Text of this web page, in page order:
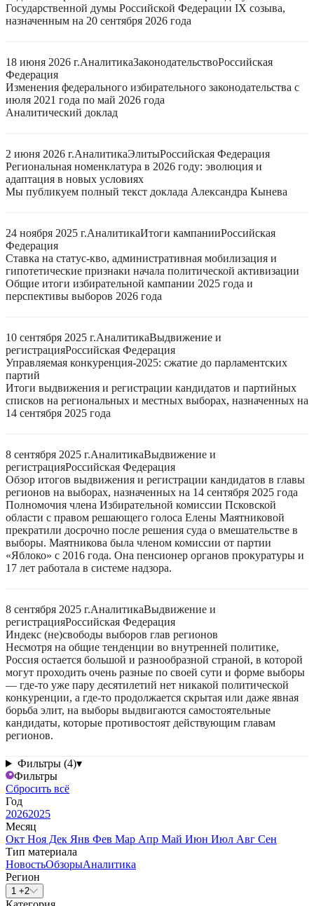
Государственной думы Российской Федерации IX созыва,
назначенным на 20 сентября 2026 года
18 июня 2026 г.АналитикаЗаконодательствоРоссийская
Федерация
Изменения федерального избирательного законодательства с
июля 2021 года по май 2026 года
Аналитический доклад
2 июня 2026 г.АналитикаЭлитыРоссийская Федерация
Региональная номенклатура в 2026 году: эволюция и
адаптация в новых условиях
Мы публикуем полный текст доклада Александра Кынева
24 ноября 2025 г.АналитикаИтоги кампанииРоссийская
Федерация
Ставка на статус-кво, административная мобилизация и
гипотетические признаки начала политической активизации
Общие итоги избирательной кампании 2025 года и
перспективы выборов 2026 года
10 сентября 2025 г.АналитикаВыдвижение и
регистрацияРоссийская Федерация
Управляемая конкуренция-2025: сжатие до парламентских
партий
Итоги выдвижения и регистрации кандидатов и партийных
списков на региональных и местных выборах, назначенных на
14 сентября 2025 года
8 сентября 2025 г.АналитикаВыдвижение и
регистрацияРоссийская Федерация
Обзор итогов выдвижения и регистрации кандидатов в главы
регионов на выборах, назначенных на 14 сентября 2025 года
Полномочия члена Избирательной комиссии Псковской
области с правом решающего голоса Елены Маятниковой
прекратили досрочно после решения суда о вмешательстве в
выборы. Маятникова была членом комиссии от партии
«Яблоко» с 2016 года. Она пенсионер органов прокуратуры и
17 лет работала в системе надзора.
8 сентября 2025 г.АналитикаВыдвижение и
регистрацияРоссийская Федерация
Индекс (не)свободы выборов глав регионов
Несмотря на общие тенденции во внутренней политике,
Россия остается большой и разнообразной страной, в которой
могут проходить очень разные по своей сути и форме выборы
— где-то уже пару десятилетий нет никакой политической
конкуренции, а где-то продолжается скрытая или даже явная
борьба элит, на выборы выдвигаются самостоятельные
кандидаты, которые противостоят действующим главам
регионов.
Фильтры (4)▾
Фильтры
Сбросить всё
Год
20262025
Месяц
Окт Ноя Дек Янв Фев Мар Апр Май Июн Июл Авг Сен
Тип материала
НовостьОбзорыАналитика
Регион
1 +2